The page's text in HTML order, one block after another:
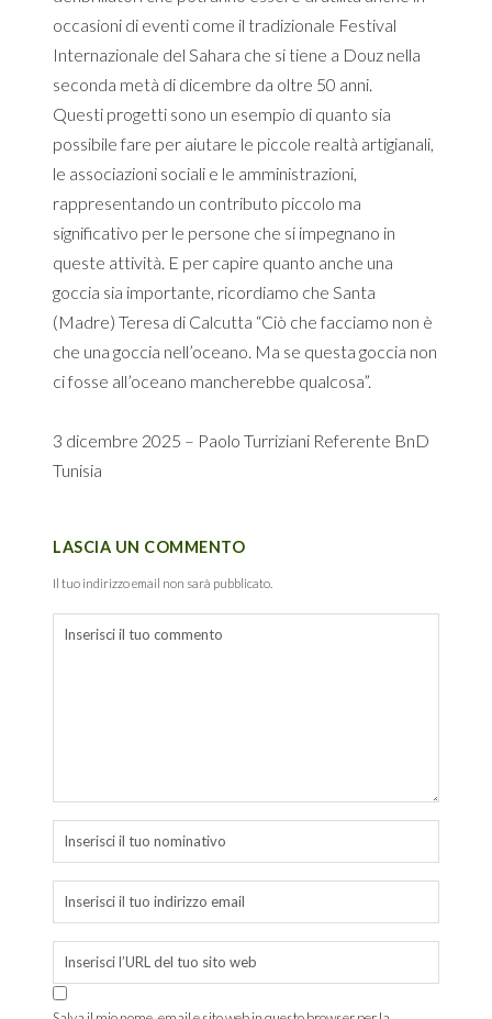
occasioni di eventi come il tradizionale Festival
Internazionale del Sahara che si tiene a Douz nella
seconda metà di dicembre da oltre 50 anni.
Questi progetti sono un esempio di quanto sia
possibile fare per aiutare le piccole realtà artigianali,
le associazioni sociali e le amministrazioni,
rappresentando un contributo piccolo ma
significativo per le persone che si impegnano in
queste attività. E per capire quanto anche una
goccia sia importante, ricordiamo che Santa
(Madre) Teresa di Calcutta “Ciò che facciamo non è
che una goccia nell’oceano. Ma se questa goccia non
ci fosse all’oceano mancherebbe qualcosa”.
3 dicembre 2025 – Paolo Turriziani Referente BnD
Tunisia
LASCIA UN COMMENTO
Il tuo indirizzo email non sarà pubblicato.